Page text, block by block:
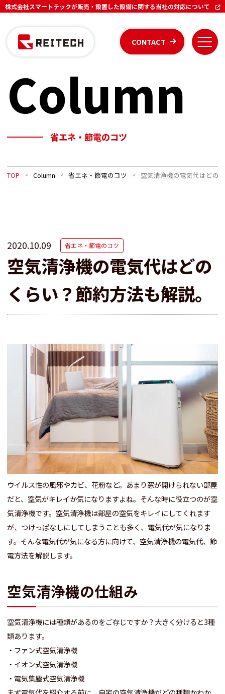
株式会社スマートテックが販売・設置した設備に関する当社の対応について
CONTACT
Column
省エネ・節電のコツ
TOP Column 省エネ・節電のコツ 空気清浄機の電気代はどの
2020.10.09 省エネ・節電のコツ
空気清浄機の電気代はどの
くらい？節約方法も解説。
ウイルス性の風邪やカビ、花粉など。あまり窓が開けられない部屋
だと、空気がキレイか気になりますよね。そんな時に役立つのが空
気清浄機です。空気清浄機は部屋の空気をキレイにしてくれます
が、つけっぱなしにしてしまうことも多く、電気代が気になりま
す。そんな電気代が気になる方に向けて、空気清浄機の電気代、節
電方法を解説します。
空気清浄機の仕組み
空気清浄機には種類があるのをご存じですか？大きく分けると3種
類あります。
・ファン式空気清浄機
・イオン式空気清浄機
・電気集塵式空気清浄機